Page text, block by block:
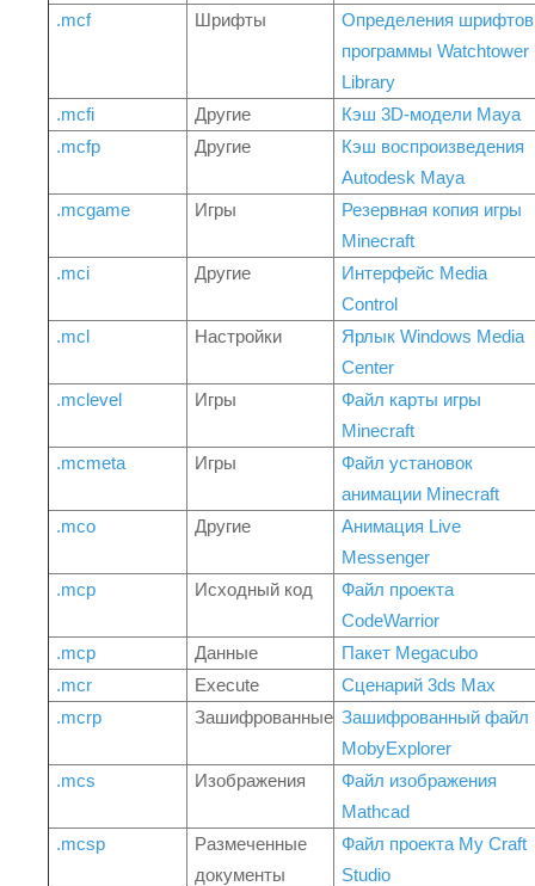
.mcf
Шрифты
Определения шрифтов
программы Watchtower
Library
.mcfi
Другие
Кэш 3D-модели Maya
.mcfp
Другие
Кэш воспроизведения
Autodesk Maya
.mcgame
Игры
Резервная копия игры
Minecraft
.mci
Другие
Интерфейс Media
Control
.mcl
Настройки
Ярлык Windows Media
Center
.mclevel
Игры
Файл карты игры
Minecraft
.mcmeta
Игры
Файл установок
анимации Minecraft
.mco
Другие
Анимация Live
Messenger
.mcp
Исходный код
Файл проекта
CodeWarrior
.mcp
Данные
Пакет Megacubo
.mcr
Execute
Сценарий 3ds Max
.mcrp
Зашифрованные Зашифрованный файл
MobyExplorer
.mcs
Изображения
Файл изображения
Mathcad
.mcsp
Размеченные
документы
Файл проекта My Craft
Studio